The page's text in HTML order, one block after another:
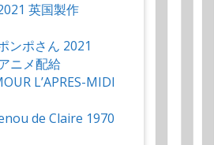
英国製作
ンポさん 2021
ニメ配給
L’APRES-MIDI
de Claire 1970